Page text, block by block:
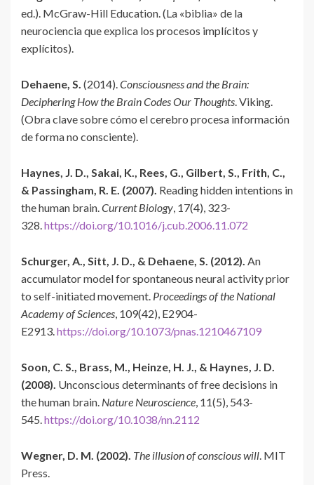
ed.). McGraw-Hill Education. (La «biblia» de la
neurociencia que explica los procesos implícitos y
explícitos).
Dehaene, S. (2014). Consciousness and the Brain:
Deciphering How the Brain Codes Our Thoughts . Viking.
(Obra clave sobre cómo el cerebro procesa información
de forma no consciente).
Haynes, J. D., Sakai, K., Rees, G., Gilbert, S., Frith, C.,
& Passingham, R. E. (2007). Reading hidden intentions in
the human brain. Current Biology , 17(4), 323-
328. https://doi.org/10.1016/j.cub.2006.11.072
Schurger, A., Sitt, J. D., & Dehaene, S. (2012). An
accumulator model for spontaneous neural activity prior
to self-initiated movement. Proceedings of the National
Academy of Sciences , 109(42), E2904-
E2913. https://doi.org/10.1073/pnas.1210467109
Soon, C. S., Brass, M., Heinze, H. J., & Haynes, J. D.
(2008). Unconscious determinants of free decisions in
the human brain. Nature Neuroscience , 11(5), 543-
545. https://doi.org/10.1038/nn.2112
Wegner, D. M. (2002). The illusion of conscious will . MIT
Press.